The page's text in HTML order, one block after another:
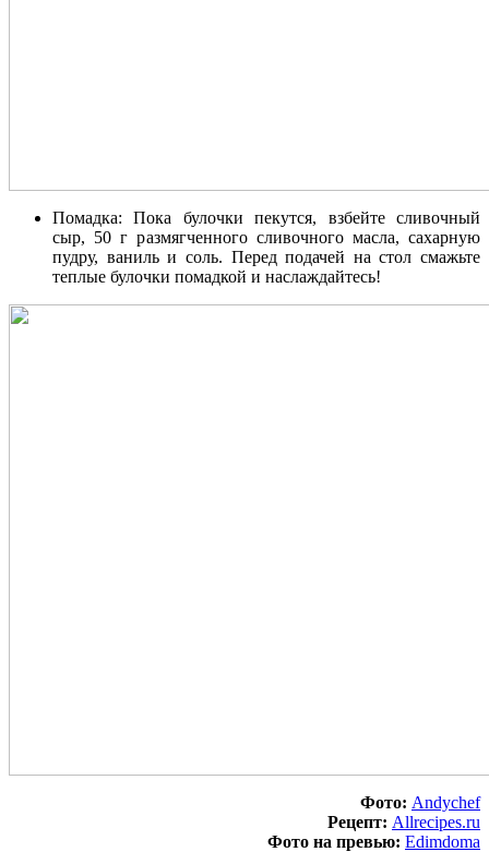
Помадка: Пока булочки пекутся, взбейте сливочный
сыр, 50 г размягченного сливочного масла, сахарную
пудру, ваниль и соль. Перед подачей на стол смажьте
теплые булочки помадкой и наслаждайтесь!
Фото: Andychef
Рецепт: Allrecipes.ru
Фото на превью: Edimdoma